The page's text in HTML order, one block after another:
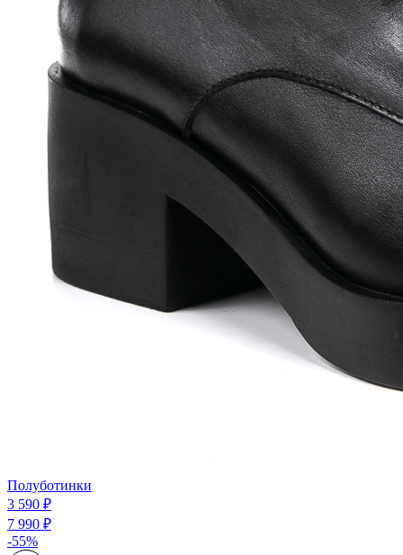
Полуботинки
3 590 ₽
7 990 ₽
-55%